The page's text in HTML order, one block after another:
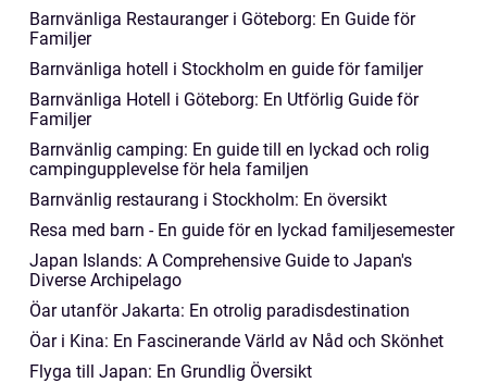
Barnvänliga Restauranger i Göteborg: En Guide för
Familjer
Barnvänliga hotell i Stockholm en guide för familjer
Barnvänliga Hotell i Göteborg: En Utförlig Guide för
Familjer
Barnvänlig camping: En guide till en lyckad och rolig
campingupplevelse för hela familjen
Barnvänlig restaurang i Stockholm: En översikt
Resa med barn - En guide för en lyckad familjesemester
Japan Islands: A Comprehensive Guide to Japan's
Diverse Archipelago
Öar utanför Jakarta: En otrolig paradisdestination
Öar i Kina: En Fascinerande Värld av Nåd och Skönhet
Flyga till Japan: En Grundlig Översikt